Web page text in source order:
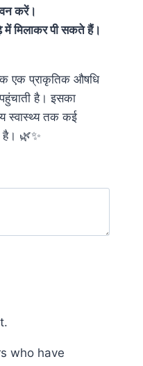
करें।
में मिलाकर पी सकते हैं।
एक प्राकृतिक औषधि
है। इसका
स्वास्थ्य तक कई
🌿✨
who have